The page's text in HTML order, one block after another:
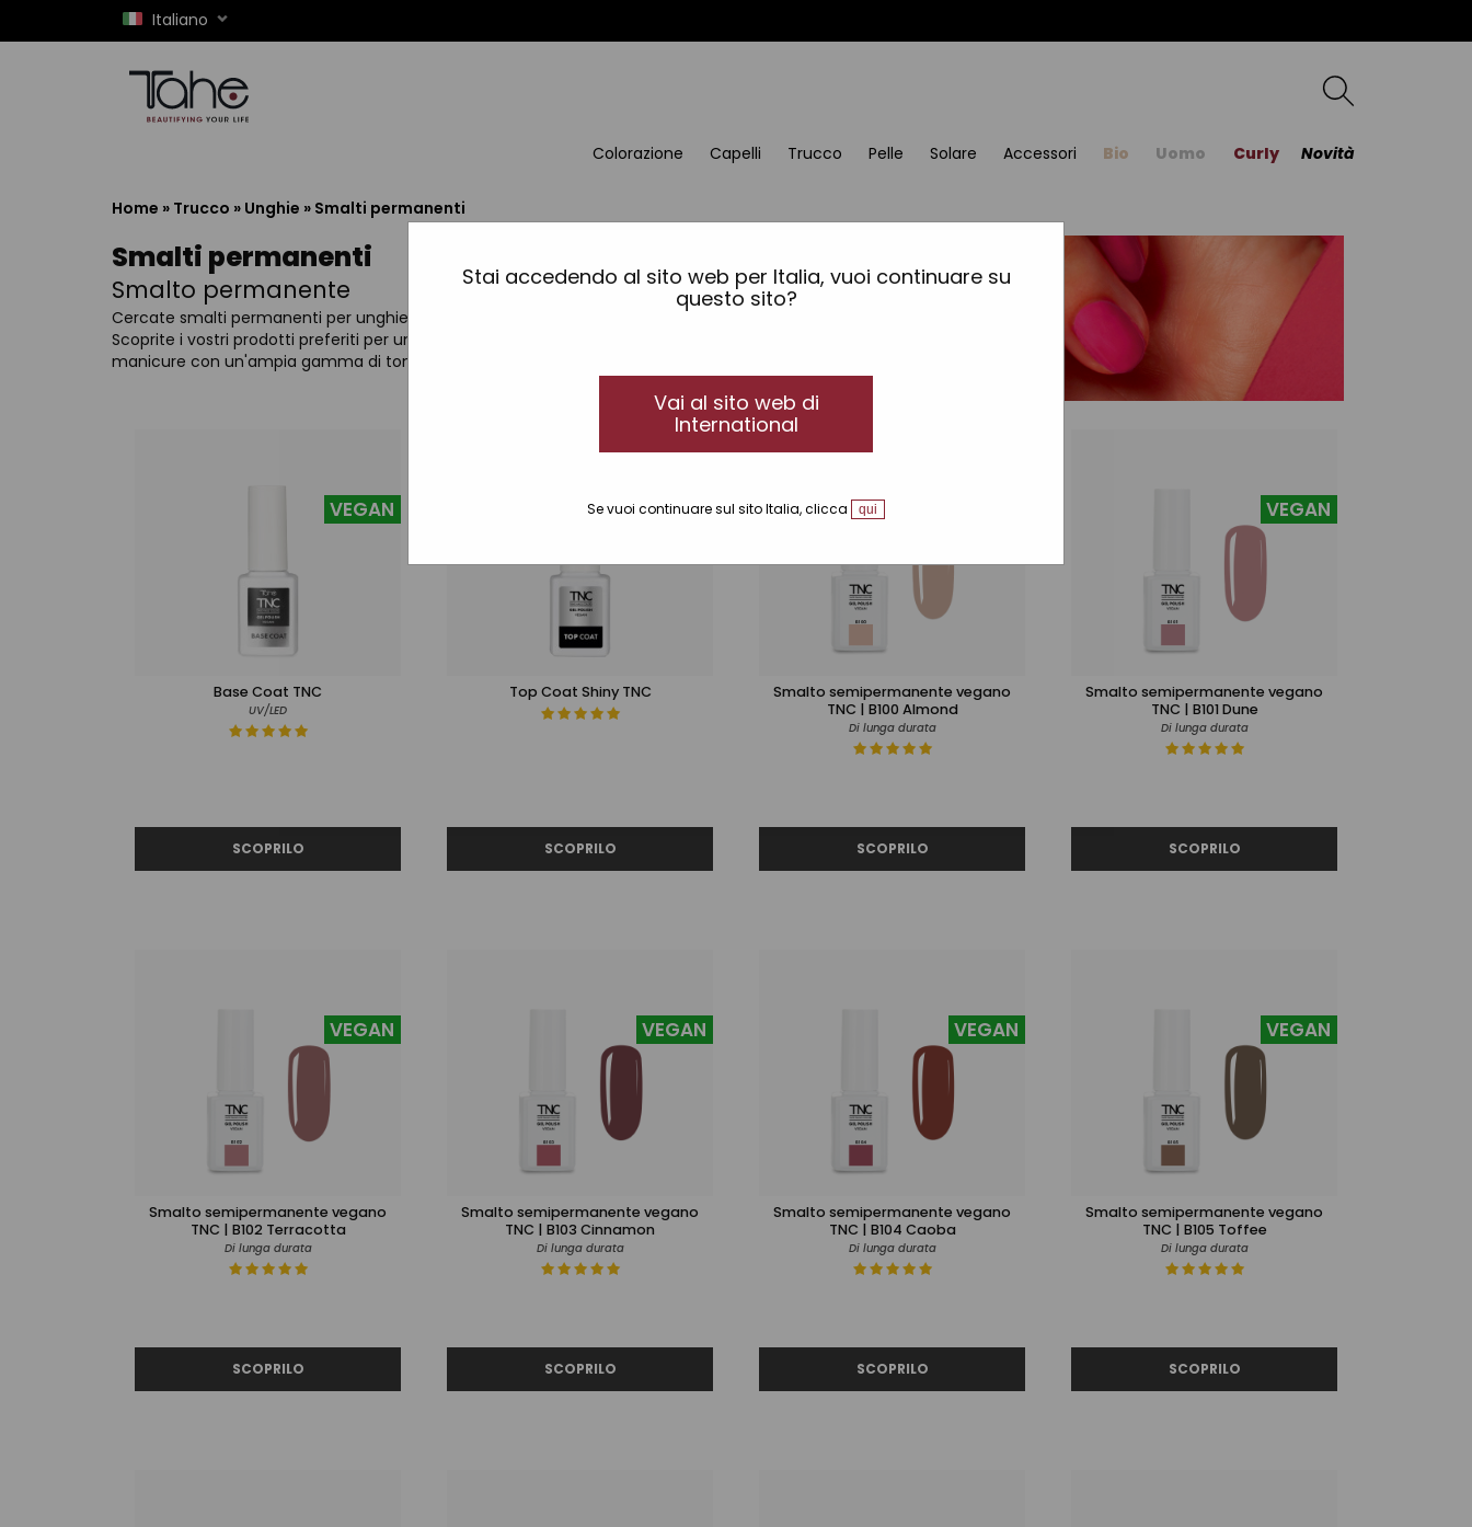
Stai accedendo al sito web per Italia, vuoi continuare su
questo sito?
Vai al sito web di
International
Se vuoi continuare sul sito Italia, clicca qui
Italiano
Colorazione Capelli Trucco Pelle Solare Accessori Bio Uomo Curly Novità
Home » Trucco » Unghie » Smalti permanenti
Smalti permanenti
Smalto permanente
Cercate smalti permanenti per unghie?
Scoprite i vostri prodotti preferiti per una
manicure con un'ampia gamma di tonalità.
Base Coat TNC
UV/LED
VEGAN
Top Coat Shiny TNC
VEGAN
Smalto semipermanente vegano
TNC | B100 Almond
Di lunga durata
Smalto semipermanente vegano
TNC | B101 Dune
Di lunga durata
VEGAN
Smalto semipermanente vegano
TNC | B102 Terracotta
Di lunga durata
VEGAN
Smalto semipermanente vegano
TNC | B103 Cinnamon
Di lunga durata
VEGAN
Smalto semipermanente vegano
TNC | B104 Caoba
Di lunga durata
VEGAN
Smalto semipermanente vegano
TNC | B105 Toffee
Di lunga durata
VEGAN